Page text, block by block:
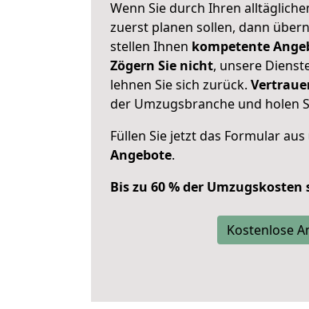
Wenn Sie durch Ihren
zuerst planen sollen, dann
stellen Ihnen kompetente
Zögern Sie nicht, unsere
lehnen Sie sich zurück.
der Umzugsbranche und holen
Füllen Sie jetzt das Formular aus
Angebote.
Bis zu 60 % der Umzugskosten
Kostenlose